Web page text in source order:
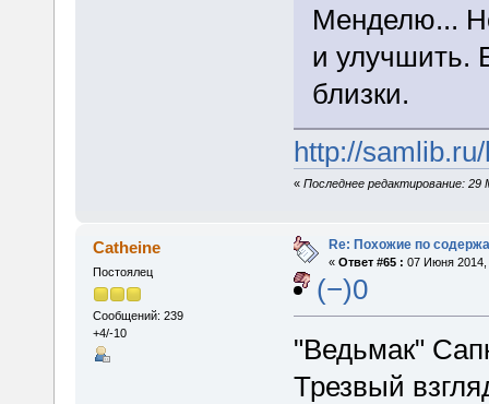
Менделю...
и улучшить.
близки.
http://
« Последнее редактирование: 29
Catheine
Постоялец
Сообщений: 239
+4/-10
Re: Похожие по
« Ответ #65 : 07 Июня 2014,
(−)0
"Ведьмак"
Трезвый